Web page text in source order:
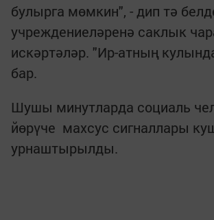
булырга мөмкин", - дип тә
учреждениеләренә саклык
искәртәләр. "Ир-атның
бар.
Шушы минутларда социаль
йөрүче махсус сигналлары
урнаштырылды.